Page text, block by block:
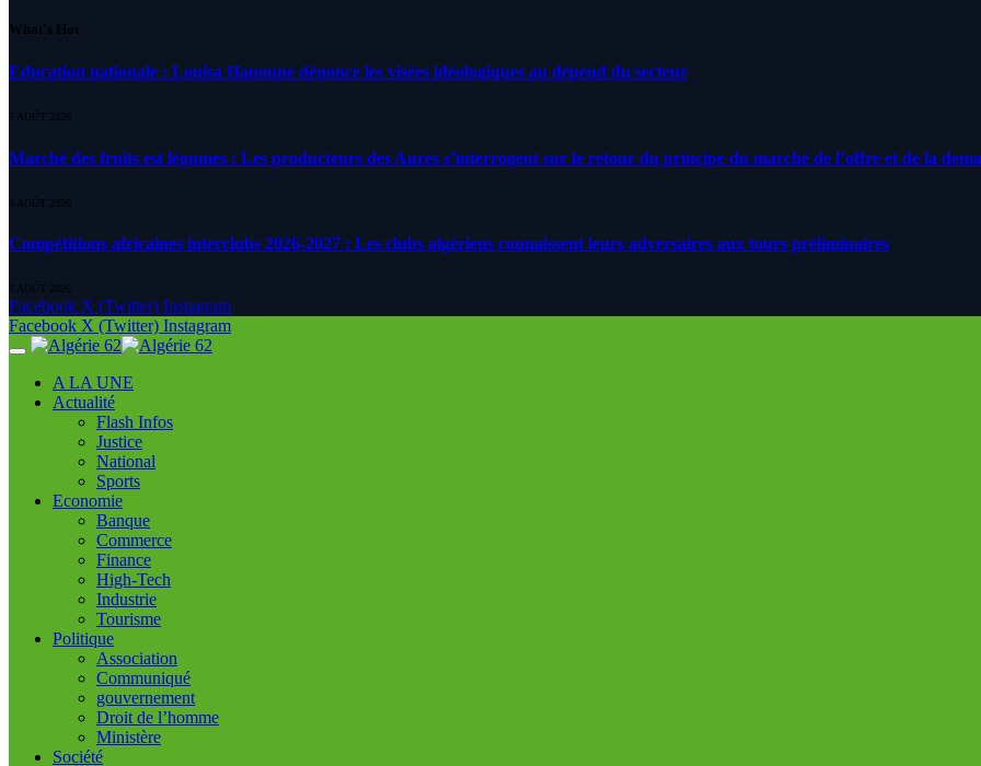
What's Hot
Education nationale : Louisa Hanoune dénonce les visées idéologiques au dépend du secteur
7 AOÛT 2026
Marché des fruits est légumes : Les producteurs des Aures s’interrogent sur le retour du principe du marché de l’offre et de la
6 AOÛT 2026
Compétitions africaines interclubs 2026-2027 : Les clubs algériens connaissent leurs adversaires aux tours préliminaires
6 AOÛT 2026
Facebook X (Twitter) Instagram
Facebook X (Twitter) Instagram
A LA UNE
Actualité
Flash Infos
Justice
National
Sports
Economie
Banque
Commerce
Finance
High-Tech
Industrie
Tourisme
Politique
Association
Communiqué
gouvernement
Droit de l’homme
Ministère
Société